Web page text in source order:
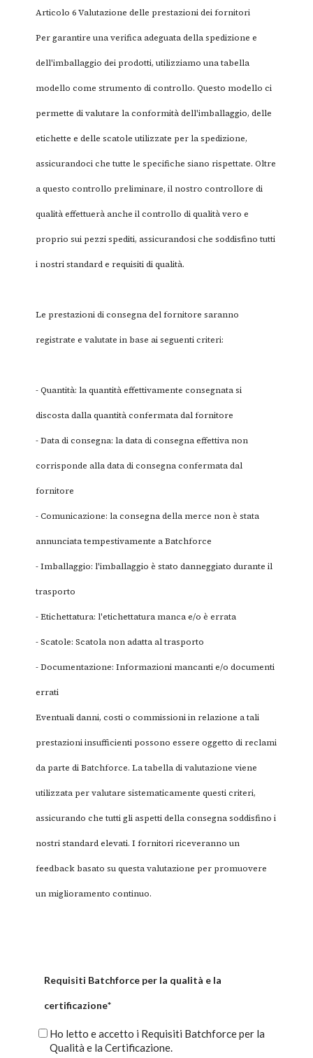
Articolo 6 Valutazione delle prestazioni dei fornitori
Per garantire una verifica adeguata della spedizione e
dell'imballaggio dei prodotti, utilizziamo una tabella
modello come strumento di controllo. Questo modello ci
permette di valutare la conformità dell'imballaggio, delle
etichette e delle scatole utilizzate per la spedizione,
assicurandoci che tutte le specifiche siano rispettate. Oltre
a questo controllo preliminare, il nostro controllore di
qualità effettuerà anche il controllo di qualità vero e
proprio sui pezzi spediti, assicurandosi che soddisfino tutti
i nostri standard e requisiti di qualità.
Le prestazioni di consegna del fornitore saranno
registrate e valutate in base ai seguenti criteri:
- Quantità: la quantità effettivamente consegnata si
discosta dalla quantità confermata dal fornitore
- Data di consegna: la data di consegna effettiva non
corrisponde alla data di consegna confermata dal
fornitore
- Comunicazione: la consegna della merce non è stata
annunciata tempestivamente a Batchforce
- Imballaggio: l'imballaggio è stato danneggiato durante il
trasporto
- Etichettatura: l'etichettatura manca e/o è errata
- Scatole: Scatola non adatta al trasporto
- Documentazione: Informazioni mancanti e/o documenti
errati
Eventuali danni, costi o commissioni in relazione a tali
prestazioni insufficienti possono essere oggetto di reclami
da parte di Batchforce. La tabella di valutazione viene
utilizzata per valutare sistematicamente questi criteri,
assicurando che tutti gli aspetti della consegna soddisfino i
nostri standard elevati. I fornitori riceveranno un
feedback basato su questa valutazione per promuovere
un miglioramento continuo.
Requisiti Batchforce per la qualità e la
certificazione*
Ho letto e accetto i Requisiti Batchforce per la
Qualità e la Certificazione.